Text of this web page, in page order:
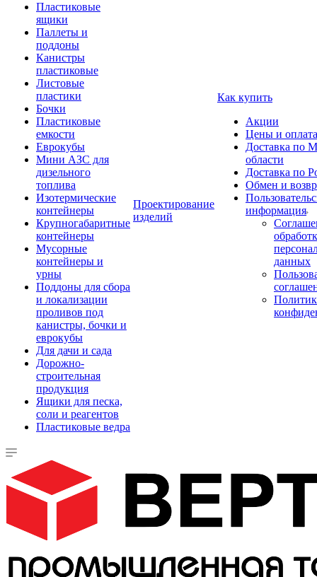
Пластиковые
ящики
Паллеты и
поддоны
Канистры
пластиковые
Листовые
пластики
Бочки
Пластиковые
емкости
Еврокубы
Мини АЗС для
дизельного
топлива
Изотермические
контейнеры
Крупногабаритные
контейнеры
Мусорные
контейнеры и
урны
Поддоны для сбора
и локализации
проливов под
канистры, бочки и
еврокубы
Для дачи и сада
Дорожно-
строительная
продукция
Ящики для песка,
соли и реагентов
Пластиковые ведра
Проектирование
изделий
Как купить
Акции
Цены и оплата
Доставка по
области
Доставка по
Обмен и
информация
данных